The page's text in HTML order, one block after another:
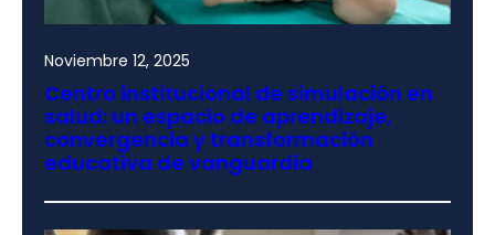
Noviembre 12, 2025
Centro institucional de simulación en
salud: un espacio de aprendizaje,
convergencia y transformación
educativa de vanguardia